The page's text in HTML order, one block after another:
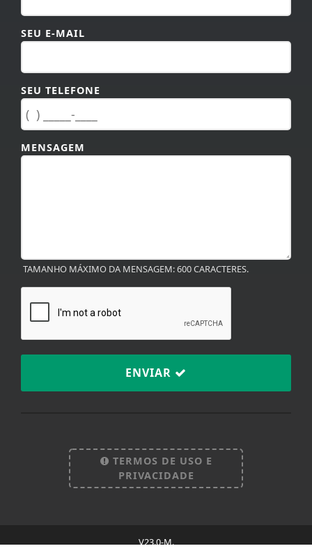
SEU E-MAIL
SEU TELEFONE
MENSAGEM
TAMANHO MÁXIMO DA MENSAGEM: 600 CARACTERES.
ENVIAR
TERMOS DE USO E
PRIVACIDADE
V23.0-M.
entendemos que você concorda com nossos Termos
de Uso e Privacidade.
PARA MAIS INFORMAÇÕES, ACESSE NOSSOS TERMOS